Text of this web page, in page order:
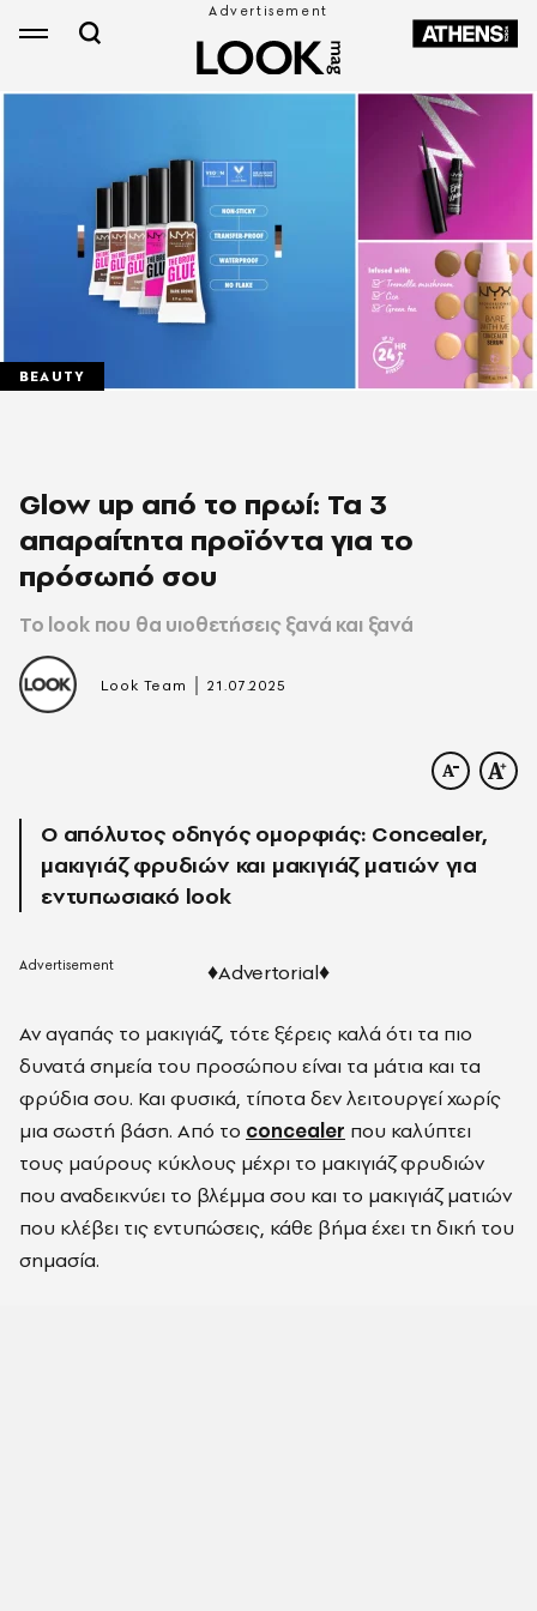
BEAUTY
Glow up από το πρωί: Τα 3
απαραίτητα προϊόντα για το
πρόσωπό σου
Το look που θα υιοθετήσεις ξανά και ξανά
Look Team |21.07.2025
Ο απόλυτος οδηγός ομορφιάς: Concealer,
μακιγιάζ φρυδιών και μακιγιάζ ματιών για
εντυπωσιακό look
♦Advertorial♦
Αν αγαπάς το μακιγιάζ, τότε ξέρεις καλά ότι τα πιο
δυνατά σημεία του προσώπου είναι τα μάτια και τα
φρύδια σου. Και φυσικά, τίποτα δεν λειτουργεί χωρίς
μια σωστή βάση. Από το concealer που καλύπτει
τους μαύρους κύκλους μέχρι το μακιγιάζ φρυδιών
που αναδεικνύει το βλέμμα σου και το μακιγιάζ ματιών
που κλέβει τις εντυπώσεις, κάθε βήμα έχει τη δική του
σημασία.